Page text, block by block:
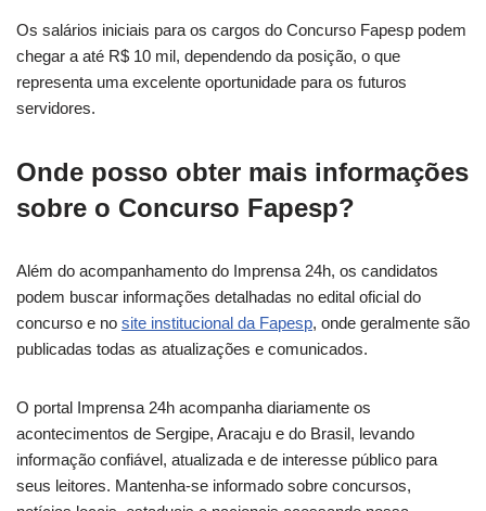
Os salários iniciais para os cargos do Concurso Fapesp podem
chegar a até R$ 10 mil, dependendo da posição, o que
representa uma excelente oportunidade para os futuros
servidores.
Onde posso obter mais informações
sobre o Concurso Fapesp?
Além do acompanhamento do Imprensa 24h, os candidatos
podem buscar informações detalhadas no edital oficial do
concurso e no site institucional da Fapesp, onde geralmente são
publicadas todas as atualizações e comunicados.
O portal Imprensa 24h acompanha diariamente os
acontecimentos de Sergipe, Aracaju e do Brasil, levando
informação confiável, atualizada e de interesse público para
seus leitores. Mantenha-se informado sobre concursos,